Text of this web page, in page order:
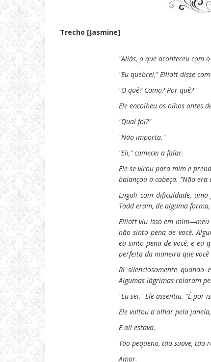
Trecho [Jasmine]
"Aliás, o que aconteceu com
"Eu quebrei," Elliott disse
"O quê? Como? Por quê?"
Ele encolheu os olhos antes
"Qual foi?"
"Não importa."
"Eli," comecei a falar.
Ele se virou para mim e
balançou a cabeça. "Não era
Engoli com dificuldade,
Todd eram, de alguma
Elliott viu isso em mim—meu
não sinto pena de você.
eu sinto pena de você, e eu
perfeita da maneira que você
Ri silenciosamente
Algumas lágrimas rolaram
"Eu sei." Ele assentiu. "É por
Ele voltou a olhar pela
E ali estava.
Tão pequeno, tão suave, tão
Amor.